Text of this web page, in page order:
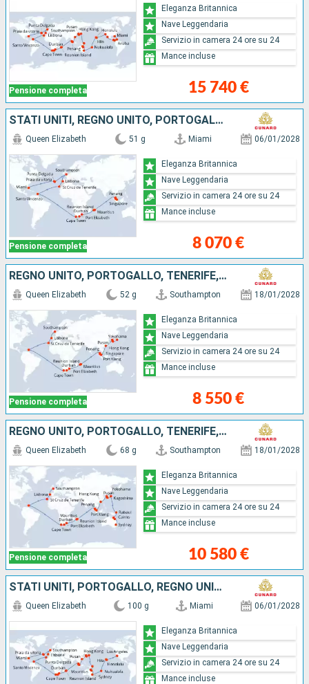
Pensione completa 15 740 €
Eleganza Britannica
Nave Leggendaria
Servizio in camera 24 ore su 24
Mance incluse
STATI UNITI, REGNO UNITO, PORTOGALLO, TENERIFE, SAINT-VINCENT E LE GRENADINE, AFRICA DEL SUD, MAURITIUS, MALESIA, SINGAPORE
Pensione completa
Queen Elizabeth 51 g Miami 06/01/2028
8 070 €
Eleganza Britannica
Nave Leggendaria
Servizio in camera 24 ore su 24
Mance incluse
REGNO UNITO, PORTOGALLO, TENERIFE, SAINT-VINCENT E LE GRENADINE, AFRICA DEL SUD, MAURITIUS, MALESIA, SINGAPORE, CINA, GIAPPONE
Pensione completa
Queen Elizabeth 52 g Southampton 18/01/2028
8 550 €
Eleganza Britannica
Nave Leggendaria
Servizio in camera 24 ore su 24
Mance incluse
REGNO UNITO, PORTOGALLO, TENERIFE, SAINT-VINCENT E LE GRENADINE, AFRICA DEL SUD, MAURITIUS, MALESIA, SINGAPORE, CINA, GIAPPONE, LA PAPUA NUOVA GUINEA, AUSTRALIA
Pensione completa
Queen Elizabeth 68 g Southampton 18/01/2028
10 580 €
Eleganza Britannica
Nave Leggendaria
Servizio in camera 24 ore su 24
Mance incluse
STATI UNITI, PORTOGALLO, REGNO UNITO, TENERIFE, SAINT-VINCENT E LE GRENADINE, AFRICA DEL SUD, MAURITIUS, MALESIA, SINGAPORE, CINA, GIAPPONE, LA PAPUA NUOVA GUINEA, AUSTRALIA, TONGA, FRANCIA
Queen Elizabeth 100 g Miami 06/01/2028
Eleganza Britannica
Nave Leggendaria
Servizio in camera 24 ore su 24
Mance incluse